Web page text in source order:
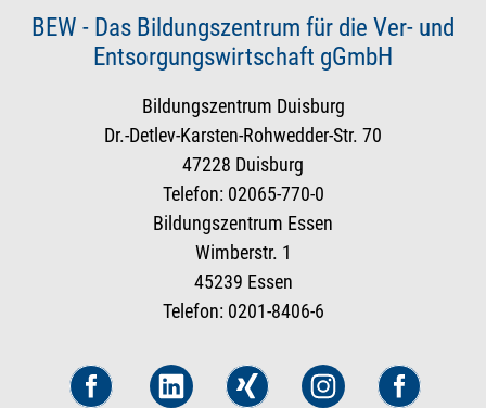
BEW - Das Bildungszentrum für die Ver- und
Entsorgungswirtschaft gGmbH
Bildungszentrum Duisburg
Dr.-Detlev-Karsten-Rohwedder-Str. 70
47228 Duisburg
Telefon: 02065-770-0
Bildungszentrum Essen
Wimberstr. 1
45239 Essen
Telefon: 0201-8406-6